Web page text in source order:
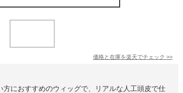
価格と在庫を楽天でチェック >>
におすすめのウィッグで、リアルな人工頭皮で仕